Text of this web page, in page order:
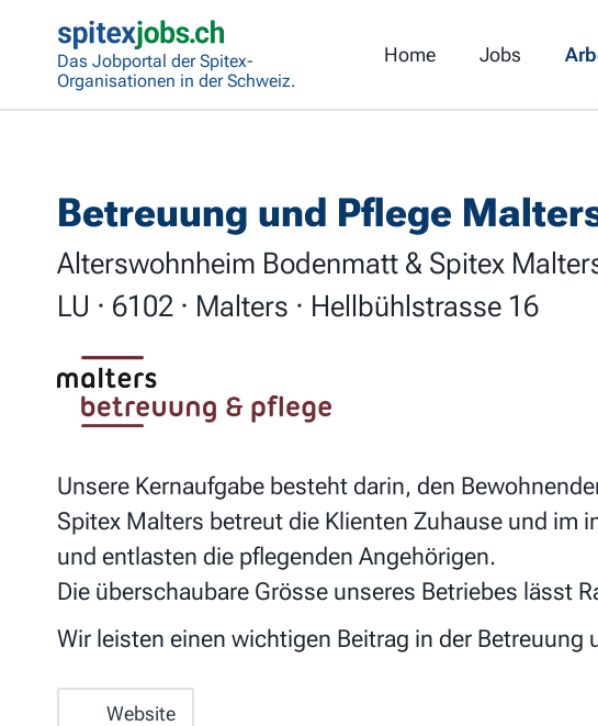
Das Jobportal der Spitex-
Organisationen in der Schweiz.
Home Jobs
Betreuung und Pflege
Alterswohnheim Bodenmatt & Spitex
LU · 6102 · Malters · Hellbühlstrasse 16
Unsere Kernaufgabe besteht darin, den
Spitex Malters betreut die Klienten Zuhause und im
und entlasten die pflegenden Angehörigen.
Die überschaubare Grösse unseres Betriebes lässt
Wir leisten einen wichtigen Beitrag in der Betreuung
Website